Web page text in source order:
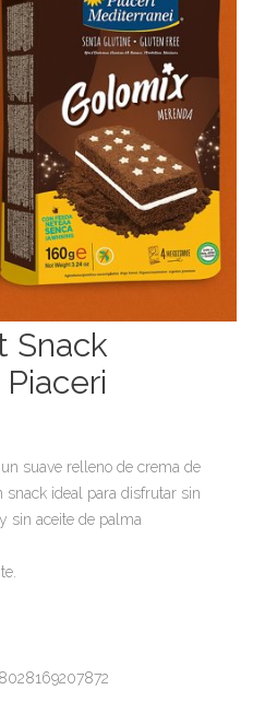
Snack
suave relleno de crema de
snack ideal para disfrutar sin
sin aceite de palma